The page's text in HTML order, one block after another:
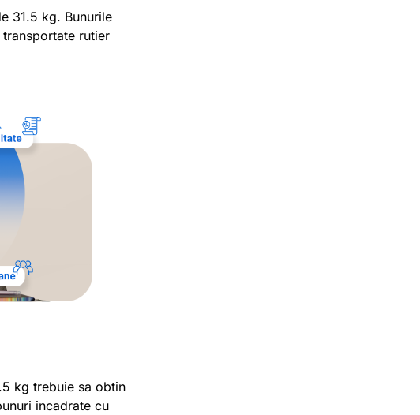
31.5 kg. Bunurile
rutier
kg trebuie sa obtin
incadrate cu